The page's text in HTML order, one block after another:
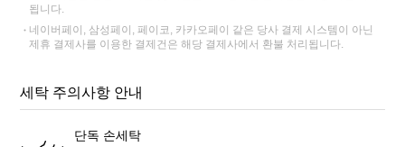
됩니다.
네이버페이, 삼성페이, 페이코, 카카오페이 같은 당사 결제 시스템이 아닌
제휴 결제사를 이용한 결제건은 해당 결제사에서 환불 처리됩니다.
세탁 주의사항 안내
단독 손세탁